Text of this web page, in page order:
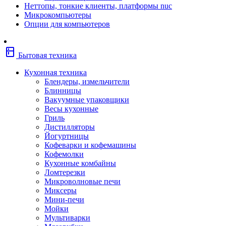
Фены
Щипцы
Электробритвы
Сушильные машины
Морозильные камеры
Плиты
Посудомоечные машины
Водонагреватели
Бойлеры
Встраиваемая техника
Варочные поверхности электрические
Духовые шкафы электрические
Неттопы, тонкие клиенты, платформы nuc
Микрокомпьютеры
Опции для компьютеров
kitchen Бытовая техника
Кухонная техника
Блендеры, измельчители
Блинницы
Вакуумные упаковщики
Весы кухонные
Гриль
Дистилляторы
Йогуртницы
Кофеварки и кофемашины
Кофемолки
Кухонные комбайны
Ломтерезки
Микроволновые печи
Миксеры
Мини-печи
Мойки
Мультиварки